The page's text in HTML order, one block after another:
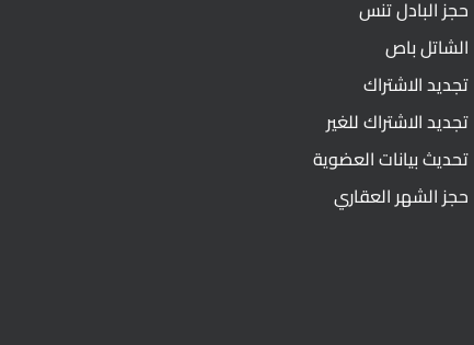
حجز البادل تنس
الشاتل باص
تجديد الاشتراك
تجديد الاشتراك للغير
تحديث بيانات العضوية
حجز الشهر العقاري